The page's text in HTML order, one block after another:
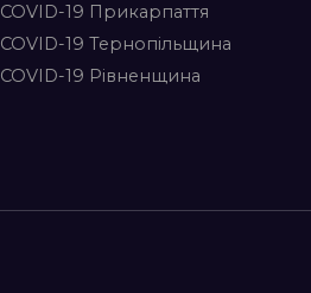
COVID-19 Прикарпаття
COVID-19 Тернопільщина
COVID-19 Рівненщина